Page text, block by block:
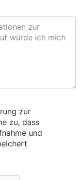
zur
zu, dass
und